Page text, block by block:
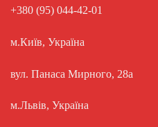
+380 (95) 044-42-01
м.Київ, Україна
вул. Панаса Мирного, 28а
м.Львів, Україна